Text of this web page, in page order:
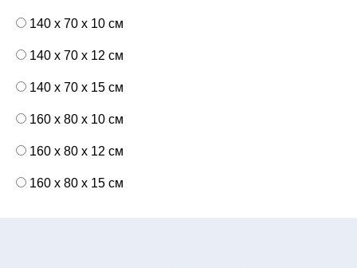
140 x 70 x 10 см
140 x 70 x 12 см
140 x 70 x 15 см
160 x 80 x 10 см
160 x 80 x 12 см
160 x 80 x 15 см